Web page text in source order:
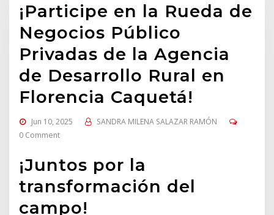
¡Participe en la Rueda de
Negocios Público
Privadas de la Agencia
de Desarrollo Rural en
Florencia Caquetá!
Jun 10, 2025
SANDRA MILENA SALAZAR RAMÓN
0 Comment
¡Juntos por la
transformación del
campo!